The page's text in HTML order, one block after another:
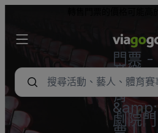
門票 -
音樂
會、體
育
&amp;
劇院門